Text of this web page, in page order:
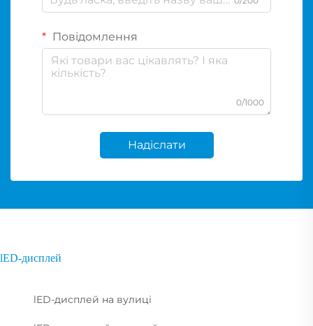
Повідомлення
0/1000
Надіслати
lED-дисплей
lED-дисплей на вулиці